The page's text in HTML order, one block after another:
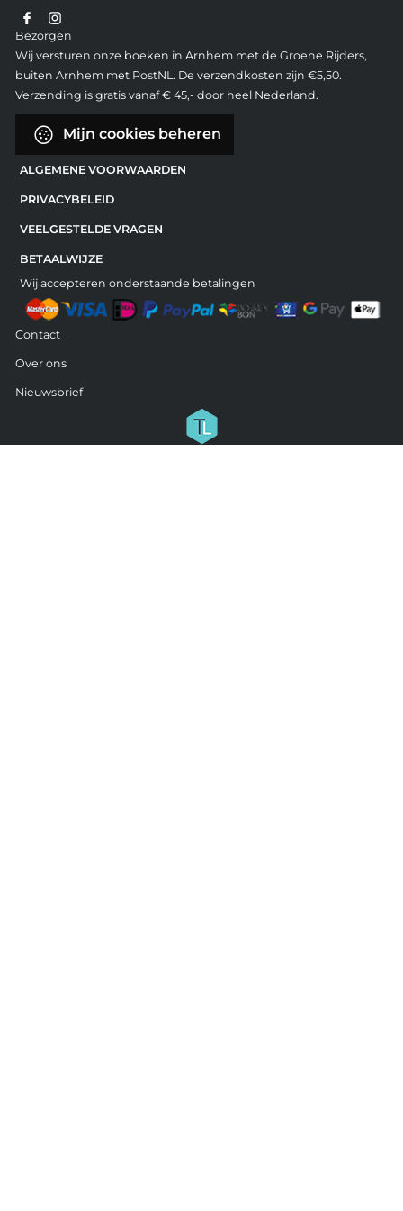
Bezorgen
Wij versturen onze boeken in Arnhem met de Groene Rijders,
buiten Arnhem met PostNL. De verzendkosten zijn €5,50.
Verzending is gratis vanaf € 45,- door heel Nederland.
Mijn cookies beheren
ALGEMENE VOORWAARDEN
PRIVACYBELEID
VEELGESTELDE VRAGEN
BETAALWIJZE
Wij accepteren onderstaande betalingen
Contact
Over ons
Nieuwsbrief